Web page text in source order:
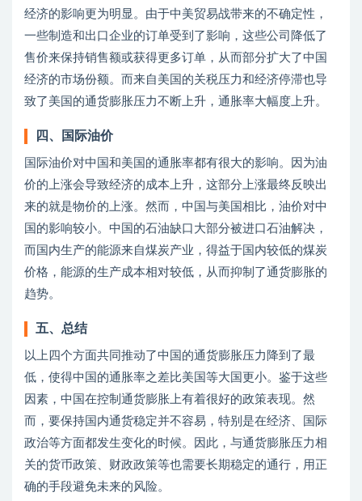
经济的影响更为明显。由于中美贸易战带来的不确定性，
一些制造和出口企业的订单受到了影响，这些公司降低了
售价来保持销售额或获得更多订单，从而部分扩大了中国
经济的市场份额。而来自美国的关税压力和经济停滞也导
致了美国的通货膨胀压力不断上升，通胀率大幅度上升。
四、国际油价
国际油价对中国和美国的通胀率都有很大的影响。因为油
价的上涨会导致经济的成本上升，这部分上涨最终反映出
来的就是物价的上涨。然而，中国与美国相比，油价对中
国的影响较小。中国的石油缺口大部分被进口石油解决，
而国内生产的能源来自煤炭产业，得益于国内较低的煤炭
价格，能源的生产成本相对较低，从而抑制了通货膨胀的
趋势。
五、总结
以上四个方面共同推动了中国的通货膨胀压力降到了最
低，使得中国的通胀率之差比美国等大国更小。鉴于这些
因素，中国在控制通货膨胀上有着很好的政策表现。然
而，要保持国内通货稳定并不容易，特别是在经济、国际
政治等方面都发生变化的时候。因此，与通货膨胀压力相
关的货币政策、财政政策等也需要长期稳定的通行，用正
确的手段避免未来的风险。